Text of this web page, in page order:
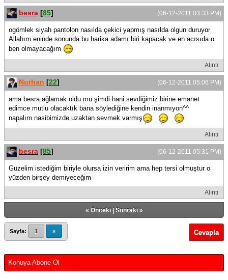
(06-12-2011 03:33 PM)
besra [85]
ogömlek siyah pantolon nasılda çekici yapmış nasılda olgun duruyor
Allahım eninde sonunda bu harika adamı biri kapacak ve en acısıda o
ben olmayacağım
Alıntı
(06-12-2011 05:06 PM)
Nurhan [22]
ama besra ağlamak oldu mu şimdi hani sevdiğimiz birine emanet
edimce mutlu olacaktık bana söylediğine kendin inanmıyon^^
napalım nasibimizde uzaktan sevmek varmış
Alıntı
(06-12-2011 05:31 PM)
besra [85]
Güzelim istediğim biriyle olursa izin veririm ama hep tersi olmuştur o
yüzden birşey demiyeceğim
Alıntı
« Önceki| Sonraki»
Sayfa: 1 » Cevapla
Konuya Abone Ol